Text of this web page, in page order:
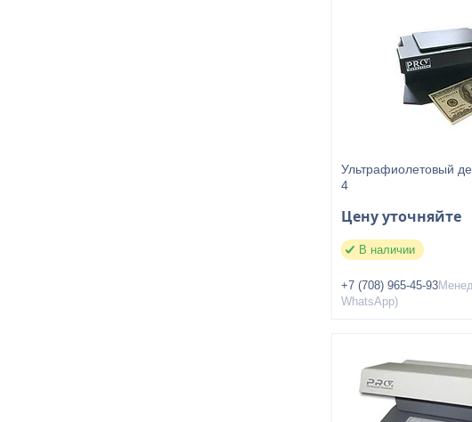
Ультрафиолетовый
4
Цену уточняйте
В наличии
+7 (708) 965-45-93
WhatsApp)